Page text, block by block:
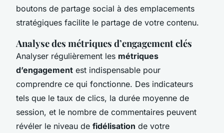
boutons de partage social à des emplacements
stratégiques facilite le partage de votre contenu.
Analyse des métriques d’engagement clés
Analyser régulièrement les métriques
d’engagement est indispensable pour
comprendre ce qui fonctionne. Des indicateurs
tels que le taux de clics, la durée moyenne de
session, et le nombre de commentaires peuvent
révéler le niveau de fidélisation de votre